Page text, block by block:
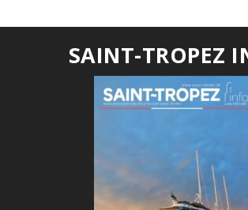
SAINT-TROPEZ